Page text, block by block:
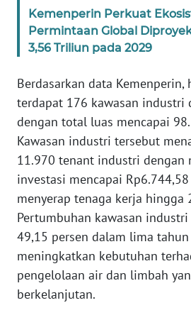
Kemenperin Perkuat
Permintaan Global
3,56 Triliun pada 2029
Berdasarkan data
terdapat 176 kawasan industri
dengan total luas mencapai
Kawasan industri tersebut
11.970 tenant industri dengan
investasi mencapai
menyerap tenaga kerja hingga
Pertumbuhan kawasan
49,15 persen dalam lima
meningkatkan kebutuhan
pengelolaan air dan limbah
berkelanjutan.
WN
JAMBI
NTB
WN
SULTENG
WN
SULBAR
BABEL